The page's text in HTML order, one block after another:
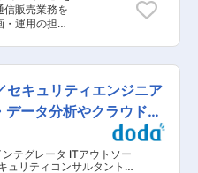
両方とも充実
ム、野球場、
泉といった設
ラウドサー
の蓄積/還元
る方針策定、
マネジメン
ーザサポー
経験に応じ
連続で認定
ています。 ・
信販売業務を
運用の担当
・構築・予算
きます。ま
ィに関する、
費用管理な
ついても担当
り、セキュ
（プロジェ
ございます。
セキュリティエンジニア
ータ分析やクラウド技
テグレータ ITアウトソー
ュリティコンサルタント・